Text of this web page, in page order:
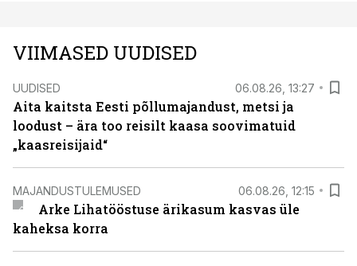
VIIMASED UUDISED
UUDISED 06.08.26, 13:27
Aita kaitsta Eesti põllumajandust, metsi ja
loodust – ära too reisilt kaasa soovimatuid
„kaasreisijaid“
MAJANDUSTULEMUSED 06.08.26, 12:15
Arke Lihatööstuse ärikasum kasvas üle
kaheksa korra